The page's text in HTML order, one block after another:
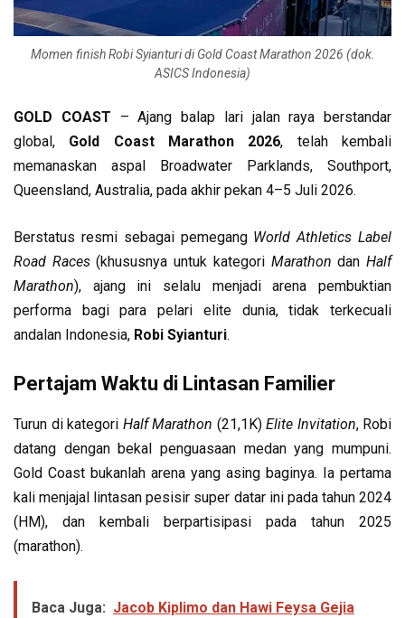
Momen finish Robi Syianturi di Gold Coast Marathon 2026 (dok.
ASICS Indonesia)
GOLD COAST – Ajang balap lari jalan raya berstandar
global, Gold Coast Marathon 2026, telah kembali
memanaskan aspal Broadwater Parklands, Southport,
Queensland, Australia, pada akhir pekan 4–5 Juli 2026.
Berstatus resmi sebagai pemegang World Athletics Label
Road Races(khususnya untuk kategori Marathon danHalf
Marathon), ajang ini selalu menjadi arena pembuktian
performa bagi para pelari elite dunia, tidak terkecuali
andalan Indonesia, Robi Syianturi.
Pertajam Waktu di Lintasan Familier
Turun di kategori Half Marathon (21,1K) Elite Invitation, Robi
datang dengan bekal penguasaan medan yang mumpuni.
Gold Coast bukanlah arena yang asing baginya. Ia pertama
kali menjajal lintasan pesisir super datar ini pada tahun 2024
(HM), dan kembali berpartisipasi pada tahun 2025
(marathon).
Baca Juga: Jacob Kiplimo dan Hawi Feysa Gejia